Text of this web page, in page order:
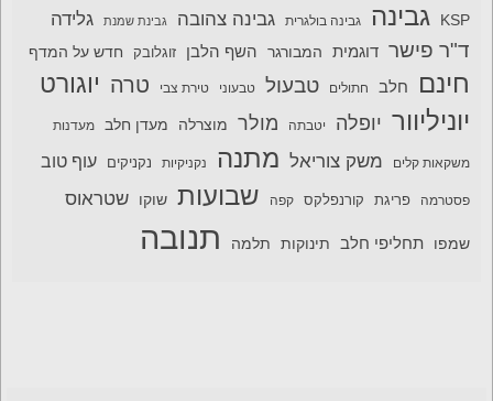
KSP גבינה גבינה בולגרית גבינה צהובה גבינת שמנת גלידה
ד"ר פישר דוגמית המבורגר השף הלבן זוגלובק חדש על המדף
חינם חלב חתולים טבעול טבעוני טירת צבי טרה יוגורט
יוניליוור יופלה יטבתה מולר מוצרלה מעדן חלב מעדנות
משקאות קלים משק צוריאל מתנה נקניקיות נקניקים עוף טוב
פסטרמה פריגת קורנפלקס קפה שבועות שוקו שטראוס
שמפו תחליפי חלב תינוקות תלמה תנובה